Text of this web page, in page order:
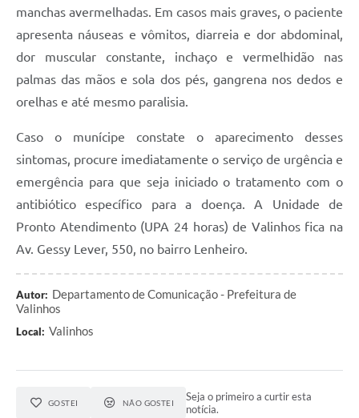
manchas avermelhadas. Em casos mais graves, o paciente
apresenta náuseas e vômitos, diarreia e dor abdominal,
dor muscular constante, inchaço e vermelhidão nas
palmas das mãos e sola dos pés, gangrena nos dedos e
orelhas e até mesmo paralisia.
Caso o munícipe constate o aparecimento desses
sintomas, procure imediatamente o serviço de urgência e
emergência para que seja iniciado o tratamento com o
antibiótico específico para a doença. A Unidade de
Pronto Atendimento (UPA 24 horas) de Valinhos fica na
Av. Gessy Lever, 550, no bairro Lenheiro.
Autor: Departamento de Comunicação - Prefeitura de
Valinhos
Local: Valinhos
GOSTEI NÃO GOSTEI
Seja o primeiro a curtir esta
notícia.